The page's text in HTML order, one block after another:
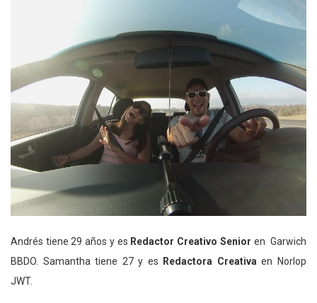
Andrés tiene 29 años y es Redactor Creativo Senior en Garwich
BBDO. Samantha tiene 27 y es
Redactora Creativaen Norlop
JWT.